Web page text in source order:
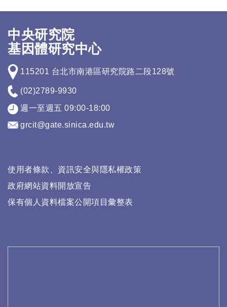
中央研究院
基因體研究中心
115201 台北市南港區研究院路二段128號
(02)2789-9930
週一至週五 09:00-18:00
grcit@gate.sinica.edu.tw
使用者條款、資訊安全與隱私權政策
政府網站資料開放宣告
保有個人資料檔案公開項目彙整表